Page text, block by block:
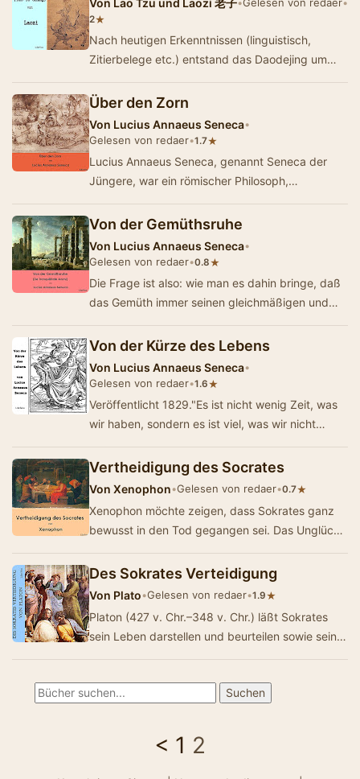
Von Lao Tzu und Laozi 老子
2★
Nach heutigen Erkenntnissen (linguistisch,
Zitierbelege etc.) entstand das Daodejing um
Tzu „‚A…
Über den Zorn
Von Lucius Annaeus Seneca•
Gelesen von redaer•1.7★
Lucius Annaeus Seneca, genannt Seneca der
Jüngere, war ein römischer Philosoph,
Stoi…
Von der Gemüthsruhe
Von Lucius Annaeus Seneca•
Gelesen von redaer•0.8★
Die Frage ist also: wie man es dahin bringe, daß
das Gemüth immer seinen gleichmäßigen und
Von der Kürze des Lebens
Von Lucius Annaeus Seneca•
Gelesen von redaer•1.6★
Veröffentlicht 1829."Es ist nicht wenig Zeit, was
wir haben, sondern es ist viel, was wir nicht
Vertheidigung des Socrates
Von Xenophon•Gelesen von redaer•0.7★
Xenophon möchte zeigen, dass Sokrates ganz
bewusst in den Tod gegangen sei. Das Unglück
Des Sokrates Verteidigung
Von Plato•Gelesen von redaer•1.9★
Platon (427 v. Chr.–348 v. Chr.) läßt Sokrates
sein Leben darstellen und beurteilen sowie seine
< 1 2